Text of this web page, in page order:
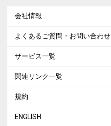
会社情報
よくあるご質問・お問い合わせ
サービス一覧
関連リンク一覧
規約
ENGLISH